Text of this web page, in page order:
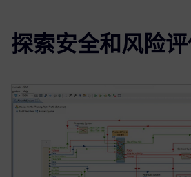
探索安全和风险